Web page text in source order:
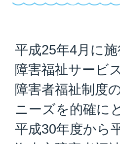
平成25年4月に
障害福祉サービ
障害者福祉制度
ニーズを的確に
平成30年度から